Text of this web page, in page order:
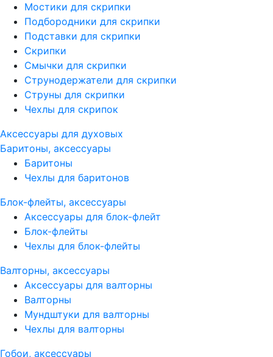
Мостики для скрипки
Подбородники для скрипки
Подставки для скрипки
Скрипки
Смычки для скрипки
Струнодержатели для скрипки
Струны для скрипки
Чехлы для скрипок
Аксессуары для духовых
Баритоны, аксессуары
Баритоны
Чехлы для баритонов
Блок-флейты, аксессуары
Аксессуары для блок-флейт
Блок-флейты
Чехлы для блок-флейты
Валторны, аксессуары
Аксессуары для валторны
Валторны
Мундштуки для валторны
Чехлы для валторны
Гобои, аксессуары